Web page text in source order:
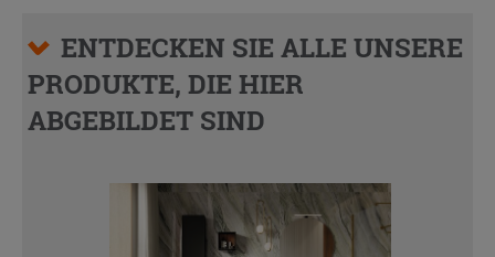
ENTDECKEN SIE ALLE UNSERE
PRODUKTE, DIE HIER
ABGEBILDET SIND